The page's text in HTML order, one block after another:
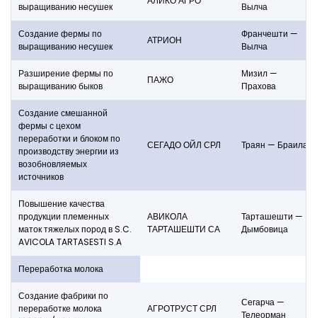
выращиванию несушек
Вылча
Создание фермы по
выращиванию несушек
АТРИОН
Франчешти —
Вылча
Разширение фермы по
выращиванию быков
ПАЖО
Мизил —
Прахова
Создание смешанной
фермы с цехом
переработки и блоком по
производству энергии из
возобновляемых
источников
СЕГАДО ОЙЛ СРЛ Траян — Браила
Повышение качества
продукции племенных
маток тяжелых пород в S.C.
AVICOLA TARTASESTI S.A
АВИКОЛА
ТАРТАШЕШТИ СА
Тарташешти —
Дымбовица
Переработка молока
Создание фабрики по
переработке молока
АГРОТРУСТ СРЛ
Сегарча —
Телеорман